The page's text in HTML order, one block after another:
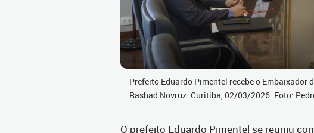
Prefeito Eduardo Pimentel recebe o Embaixador
Rashad Novruz. Curitiba, 02/03/2026. Foto:
O prefeito Eduardo Pimentel se reuniu